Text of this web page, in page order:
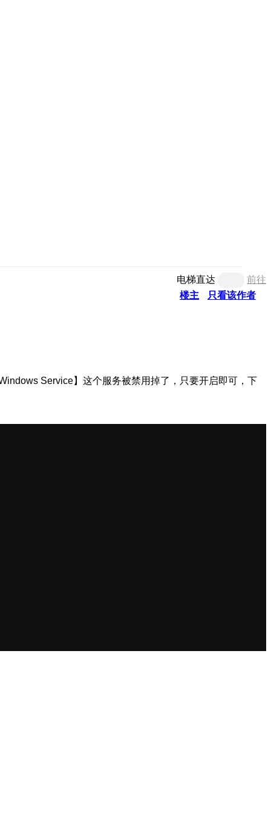
电梯直达
前往
楼主
只看该作者
Service】这个服务被禁用掉了，只要开启即可，下